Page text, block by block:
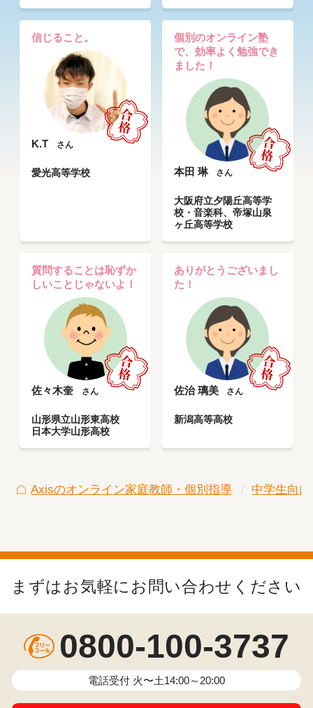
信じること。
K.T さん
愛光高等学校
個別のオンライン塾
で、効率よく勉強でき
ました！
本田 琳 さん
大阪府立夕陽丘高等学
校・音楽科、帝塚山泉
ヶ丘高等学校
質問することは恥ずか
しいことじゃないよ！
佐々木奎 さん
山形県立山形東高校
日本大学山形高校
ありがとうございまし
た！
佐治 璃美 さん
新潟高等高校
Axisのオンライン家庭教師・個別指導 中学生向け
まずはお気軽にお問い合わせください
0800-100-3737
電話受付 火〜土14:00～20:00